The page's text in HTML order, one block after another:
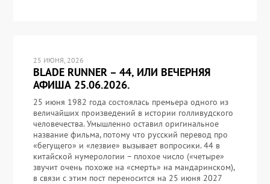
25 ИЮНЯ, 2026
BLADE RUNNER – 44, ИЛИ ВЕЧЕРНЯЯ
АФИША 25.06.2026.
25 июня 1982 года состоялась премьера одного из
величайших произведений в истории голливудского
человечества. Умышленно оставил оригинальное
название фильма, потому что русский перевод про
«бегущего» и «лезвие» вызывает вопросики. 44 в
китайской нумерологии – плохое число («четыре»
звучит очень похоже на «смерть» на мандаринском),
в связи с этим пост переносится на 25 июня 2027